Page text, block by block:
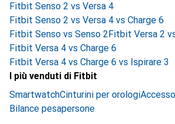
Fitbit Senso 2 vs Versa 4
Fitbit Senso 2 vs Versa 4 vs Charge 6
Fitbit Senso vs Senso 2Fitbit Versa 2
Fitbit Versa 4 vs Charge 6
Fitbit Versa 4 vs Charge 6 vs Ispirare 3
I più venduti di Fitbit
SmartwatchCinturini per orologi
Bilance pesapersone